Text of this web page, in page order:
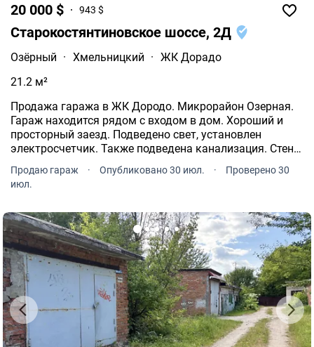
20 000 $ 943 $
Старокостянтиновское шоссе, 2Д
Озёрный · Хмельницкий · ЖК Дорадо
21.2 м²
Продажа гаража в ЖК Дородо. Микрорайон Озерная.
Гараж находится рядом с входом в дом. Хороший и
просторный заезд. Подведено свет, установлен
электросчетчик. Также подведена канализация. Стены
отделаны черновой штукатуркой. На полу плитка.
Площадь гаража 21.3м.кв Ширина ворот-2.9м Высота
ворот-2.
Продаю гараж · Опубликовано 30 июл. ·
Проверено 30
июл.